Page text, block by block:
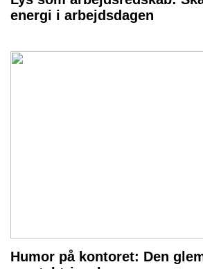
energi i arbejdsdagen
Humor på kontoret: Den